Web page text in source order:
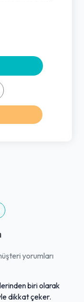
yorumları
biri olarak
dikkat çeker.